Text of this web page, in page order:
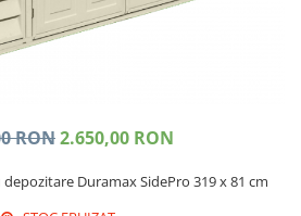
RON2.650,00 RON
Duramax SidePro 319 x 81 cm